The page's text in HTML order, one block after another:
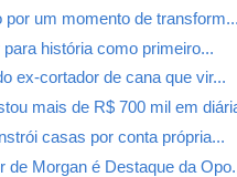
por um momento de
história como primeiro...
ex-cortador de cana que vir...
mais de R$ 700 mil em
casas por conta própria...
de Morgan é Destaque da